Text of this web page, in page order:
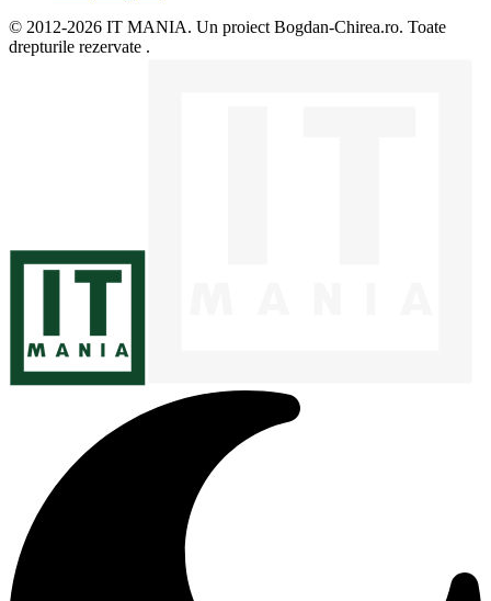
© 2012-2026 IT MANIA. Un proiect Bogdan-Chirea.ro. Toate
drepturile rezervate .